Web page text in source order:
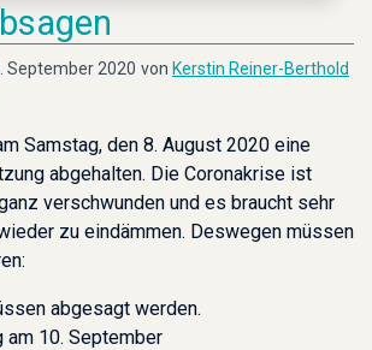
2020 von Kerstin Reiner-Berthold
Samstag, den 8. August 2020 eine
abgehalten. Die Coronakrise ist
verschwunden und es braucht sehr
zu eindämmen. Deswegen müssen
abgesagt werden.
am 10. September